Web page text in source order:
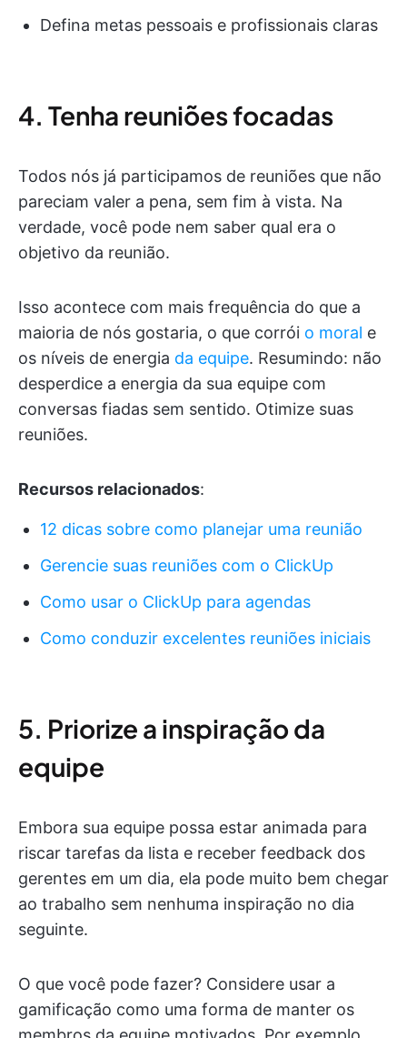
Defina metas pessoais e profissionais claras
4. Tenha reuniões focadas
Todos nós já participamos de reuniões que não
pareciam valer a pena, sem fim à vista. Na
verdade, você pode nem saber qual era o
objetivo da reunião.
Isso acontece com mais frequência do que a
maioria de nós gostaria, o que corrói o moral e
os níveis de energia da equipe. Resumindo: não
desperdice a energia da sua equipe com
conversas fiadas sem sentido. Otimize suas
reuniões.
Recursos relacionados:
12 dicas sobre como planejar uma reunião
Gerencie suas reuniões com o ClickUp
Como usar o ClickUp para agendas
Como conduzir excelentes reuniões iniciais
5. Priorize a inspiração da
equipe
Embora sua equipe possa estar animada para
riscar tarefas da lista e receber feedback dos
gerentes em um dia, ela pode muito bem chegar
ao trabalho sem nenhuma inspiração no dia
seguinte.
O que você pode fazer? Considere usar a
gamificação como uma forma de manter os